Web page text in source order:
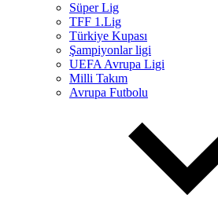
Süper Lig
TFF 1.Lig
Türkiye Kupası
Şampiyonlar ligi
UEFA Avrupa Ligi
Milli Takım
Avrupa Futbolu